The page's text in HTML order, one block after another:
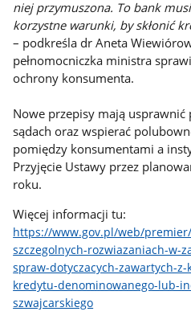
niej przymuszona. To bank
korzystne warunki, by skłonić
– podkreśla dr Aneta
pełnomocniczka ministra
ochrony konsumenta.
Nowe przepisy mają
sądach oraz wspierać
pomiędzy konsumentami a
Przyjęcie Ustawy przez
roku.
Więcej informacji tu:
https://www.gov.pl/web/
szczegolnych-rozwiazaniach-w-
spraw-dotyczacych-zawartych-
kredytu-denominowanego-lub-
szwajcarskiego